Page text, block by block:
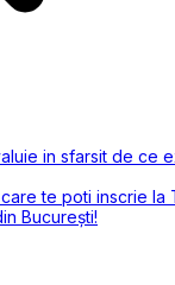
in sfarsit de ce
te poti inscrie la
București!